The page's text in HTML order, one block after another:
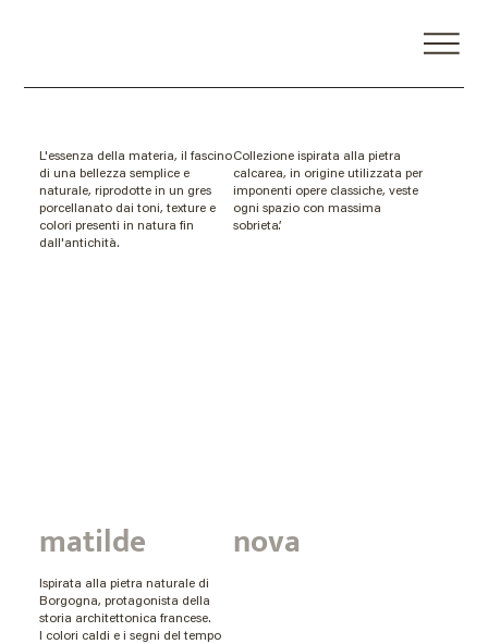
L'essenza della materia, il fascino
di una bellezza semplice e
naturale, riprodotte in un gres
porcellanato dai toni, texture e
colori presenti in natura fin
dall'antichità.
Collezione ispirata alla pietra
calcarea, in origine utilizzata per
imponenti opere classiche, veste
ogni spazio con massima
sobrieta’.
Ispirata alla pietra naturale di
Borgogna, protagonista della
storia architettonica francese.
I colori caldi e i segni del tempo
matilde nova